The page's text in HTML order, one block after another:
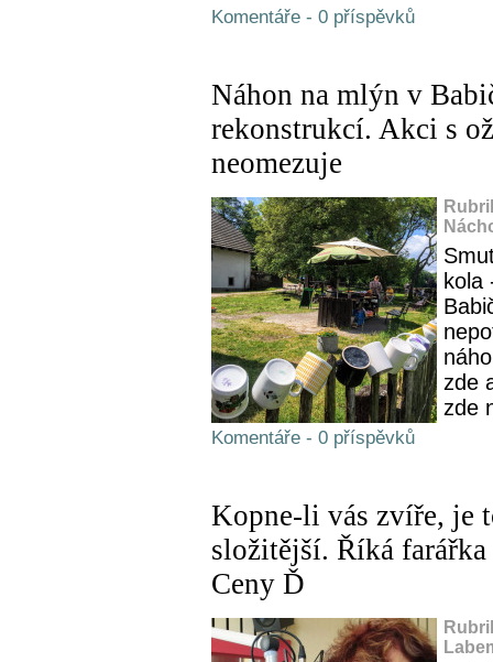
Komentáře - 0 příspěvků
Náhon na mlýn v
rekonstrukcí. Akci s
neomezuje
kola
zde
zde
Komentáře - 0 příspěvků
Kopne-li vás zvíře, je
složitější. Říká
Ceny Ď